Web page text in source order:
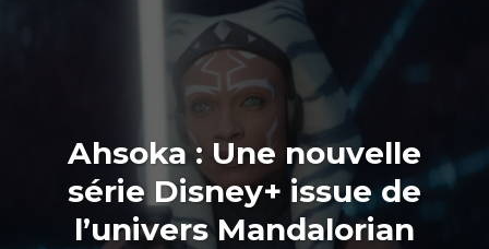
Ahsoka : Une nouvelle
série Disney+ issue de
l’univers Mandalorian